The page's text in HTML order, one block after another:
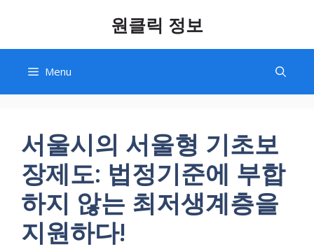
content
원클릭 정보
Menu
서울시의 서울형 기초보
장제도: 법정기준에 부합
하지 않는 최저생계층을
지원하다!